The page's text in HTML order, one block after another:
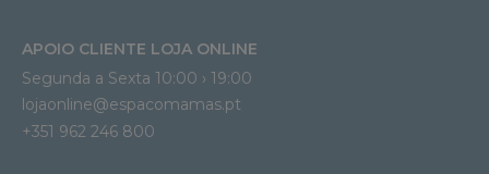
APOIO CLIENTE LOJA ONLINE
Segunda a Sexta 10:00 › 19:00
lojaonline@espacomamas.pt
+351 962 246 800